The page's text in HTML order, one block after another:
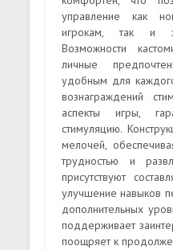
управление как
игрокам, так и
Возможности
личные
удобным для
вознаграждений
аспекты игры,
стимуляцию.
мелочей,
трудностью и
присутствуют
улучшение навыков
дополнительных
поддерживает
поощряет к